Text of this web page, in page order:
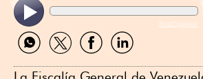
ReadSpeaker
Compartir
por
Compartir
por
Compartir
por
Compartir
por